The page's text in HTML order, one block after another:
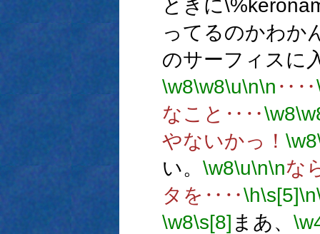
ときに
ってるのかわか
のサーフィスに
\w8\w8\u\n\n ‥‥
なこと‥‥\w8
やないかっ！ \w8
い。 \w8\u\n\nな
タを‥‥\h\s[5]\n
\w8\s[8] まあ、